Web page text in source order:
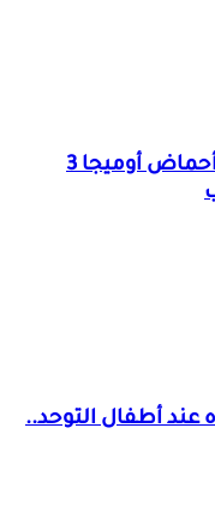
ماذا يحدث للجسم عند تناول أحماض أوميجا 3
عند أطفال التوحد..